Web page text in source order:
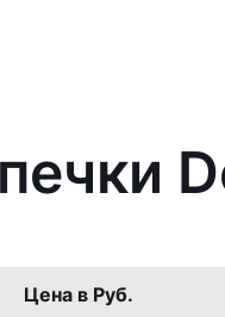
Цена в Руб.